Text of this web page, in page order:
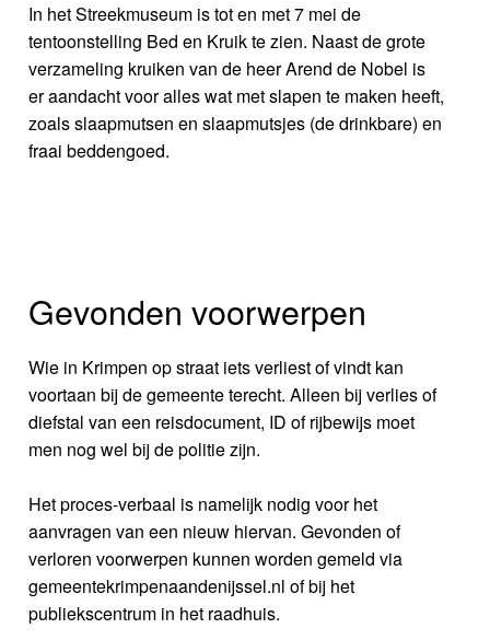
In het Streekmuseum is tot en met 7 mei de
tentoonstelling Bed en Kruik te zien. Naast de grote
verzameling kruiken van de heer Arend de Nobel is
er aandacht voor alles wat met slapen te maken heeft,
zoals slaapmutsen en slaapmutsjes (de drinkbare) en
fraai beddengoed.
Gevonden voorwerpen
Wie in Krimpen op straat iets verliest of vindt kan
voortaan bij de gemeente terecht. Alleen bij verlies of
diefstal van een reisdocument, ID of rijbewijs moet
men nog wel bij de politie zijn.
Het proces-verbaal is namelijk nodig voor het
aanvragen van een nieuw hiervan. Gevonden of
verloren voorwerpen kunnen worden gemeld via
gemeentekrimpenaandenijssel.nl of bij het
publiekscentrum in het raadhuis.